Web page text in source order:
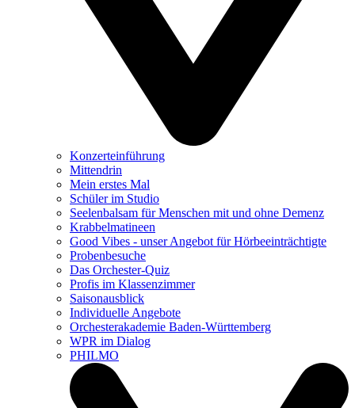
Konzerteinführung
Mittendrin
Mein erstes Mal
Schüler im Studio
Seelenbalsam für Menschen mit und ohne Demenz
Krabbelmatineen
Good Vibes - unser Angebot für Hörbeeinträchtigte
Probenbesuche
Das Orchester-Quiz
Profis im Klassenzimmer
Saisonausblick
Individuelle Angebote
Orchesterakademie Baden-Württemberg
WPR im Dialog
PHILMO